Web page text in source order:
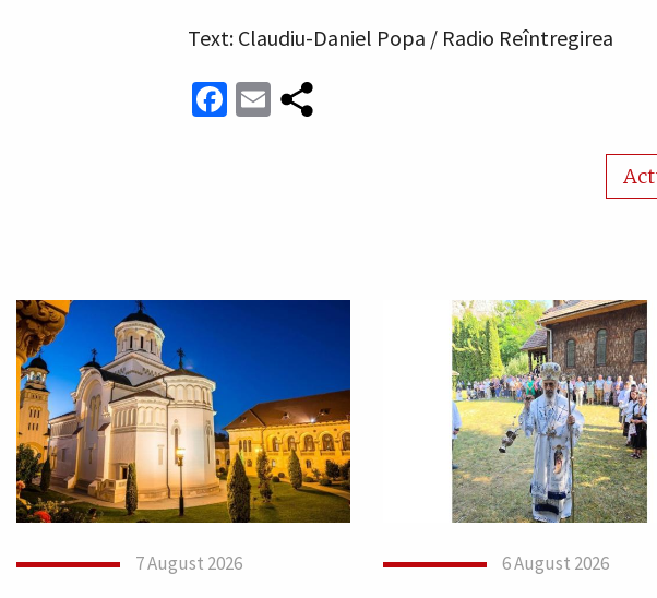
Text: Claudiu-Daniel Popa / Radio Reîntregirea
Facebook
Email
7 August 2026 6 August 2026